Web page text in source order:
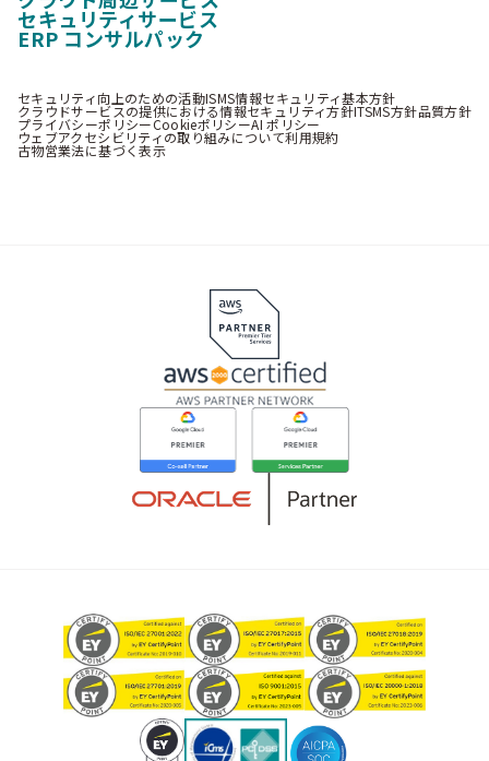
セキュリティサービス
ERP コンサルパック
セキュリティ向上のための活動ISMS情報セキュリティ基本方針
クラウドサービスの提供における情報セキュリティ方針ITSMS方針品質方針
プライバシーポリシーCookieポリシーAI ポリシー
ウェブアクセシビリティの取り組みについて利用規約
古物営業法に基づく表示